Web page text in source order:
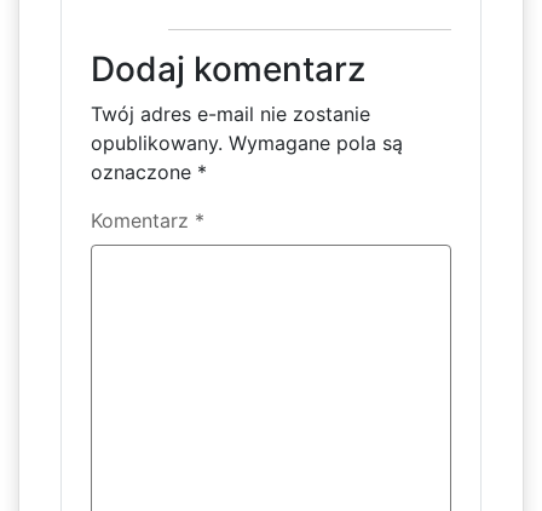
Dodaj komentarz
Twój adres e-mail nie zostanie
opublikowany. Wymagane pola są
oznaczone *
Komentarz *